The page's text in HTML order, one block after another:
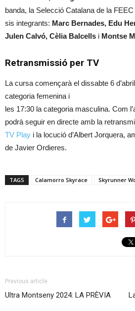
banda, la Selecció Catalana de la
sis integrants: Marc Bernades, Edu
Julen Calvó, Cèlia Balcells i Montse
Retransmissió per TV
La cursa començarà el dissabte 6
categoria femenina i
les 17:30 la categoria masculina. Com
podrà seguir en directe amb la
TV Play i la locució d’Albert Jorquera,
de Javier Ordieres.
TAGS Calamorro Skyrace Skyrunner
Previous article
Ultra Montseny 2024: LA PRÈVIA